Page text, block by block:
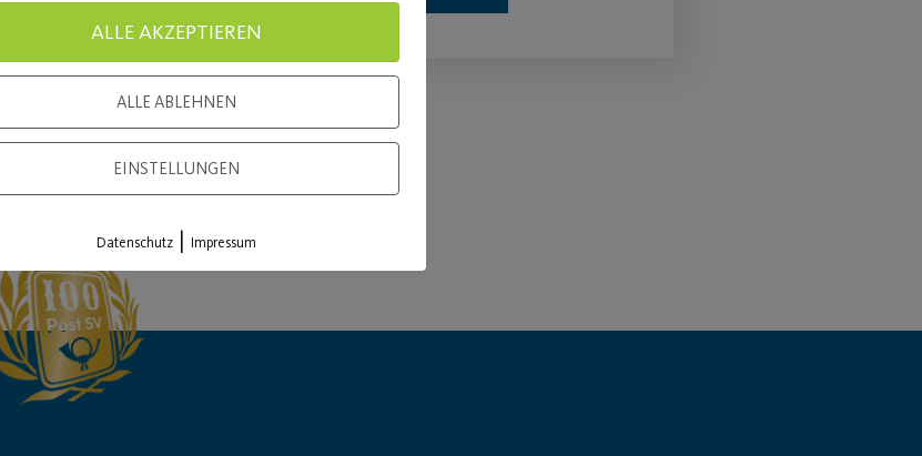
Load More
ALLE AKZEPTIEREN
ALLE ABLEHNEN
EINSTELLUNGEN
Datenschutz | Impressum